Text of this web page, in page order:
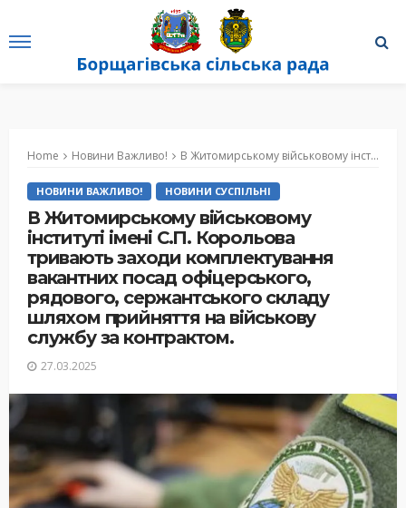
Home Новини Важливо! В Житомирському військовому інституті імені С.П. Корольова тривають заходи комплектування вакантних посад офіцерського, рядового, сержантського складу шляхом прийняття на військову службу за контрактом.
НОВИНИ ВАЖЛИВО! НОВИНИ СУСПІЛЬНІ
В Житомирському військовому
інституті імені С.П. Корольова
тривають заходи комплектування
вакантних посад офіцерського,
рядового, сержантського складу
шляхом прийняття на військову
службу за контрактом.
27.03.2025